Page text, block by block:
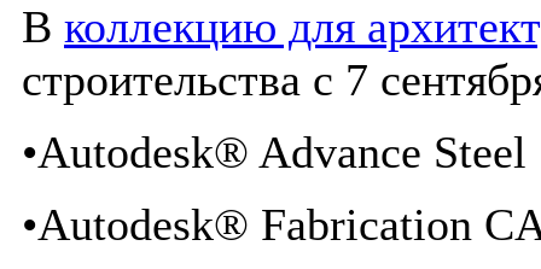
В коллекцию для
строительства с 7
•Autodesk® Advance Steel
•Autodesk® Fabrication